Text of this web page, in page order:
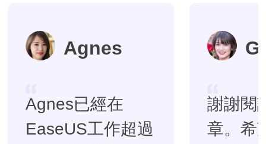
Agnes
Agnes已經在
EaseUS工作超過
謝謝閱
章。希